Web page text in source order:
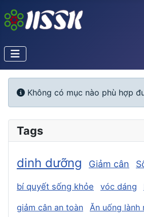
Info
Không có mục nào phù hợp
Tags
dinh dưỡng Giảm cân
bí quyết sống khỏe vóc dáng
giảm cân an toàn
Ăn uống lành